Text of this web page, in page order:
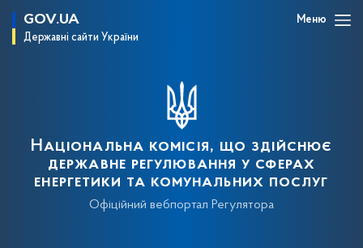
GOV.UA
Державні сайти України
Меню
Національна комісія, що здійснює
державне регулювання у сферах
енергетики та комунальних послуг
Офіційний вебпортал Регулятора